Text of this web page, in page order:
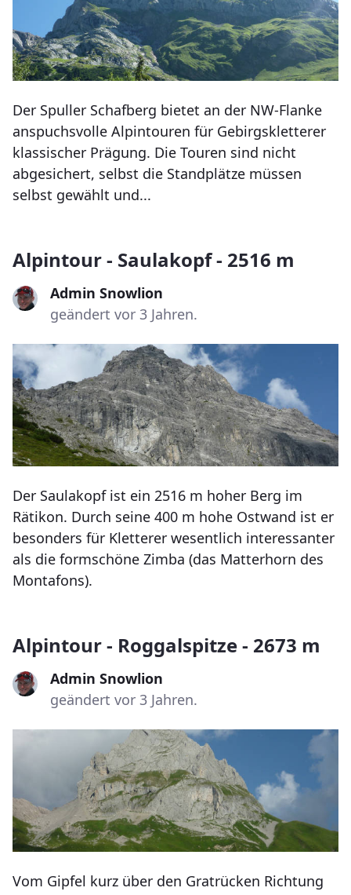
Der Spuller Schafberg bietet an der NW-Flanke
anspuchsvolle Alpintouren für Gebirgskletterer
klassischer Prägung. Die Touren sind nicht
abgesichert, selbst die Standplätze müssen
selbst gewählt und...
Alpintour - Saulakopf - 2516 m
Admin Snowlion
geändert vor 3 Jahren.
Der Saulakopf ist ein 2516 m hoher Berg im
Rätikon. Durch seine 400 m hohe Ostwand ist er
besonders für Kletterer wesentlich interessanter
als die formschöne Zimba (das Matterhorn des
Montafons).
Alpintour - Roggalspitze - 2673 m
Admin Snowlion
geändert vor 3 Jahren.
Vom Gipfel kurz über den Gratrücken Richtung